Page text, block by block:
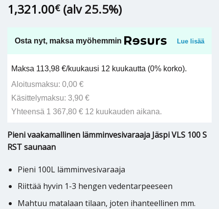
1,321.00€ (alv 25.5%)
Osta nyt, maksa myöhemmin Lue lisää
Maksa 113,98 €/kuukausi 12 kuukautta (0% korko).
Aloitusmaksu: 0,00 €
Käsittelymaksu: 3,90 €
Yhteensä 1 367,80 € 12 kuukauden aikana.
Pieni vaakamallinen lämminvesivaraaja Jäspi VLS 100 S
RST saunaan
Pieni 100L lämminvesivaraaja
Riittää hyvin 1-3 hengen vedentarpeeseen
Mahtuu matalaan tilaan, joten ihanteellinen mm.